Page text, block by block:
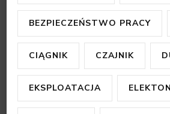
BEZPIECZEŃSTWO PRACY
CIĄGNIK CZAJNIK
EKSPLOATACJA